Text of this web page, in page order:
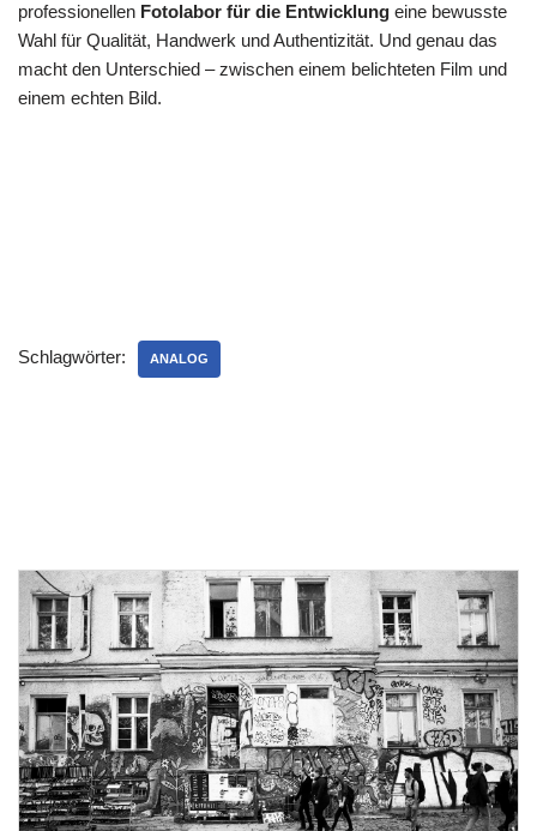
professionellen Fotolabor für die Entwicklung eine bewusste
Wahl für Qualität, Handwerk und Authentizität. Und genau das
macht den Unterschied – zwischen einem belichteten Film und
einem echten Bild.
Schlagwörter: ANALOG